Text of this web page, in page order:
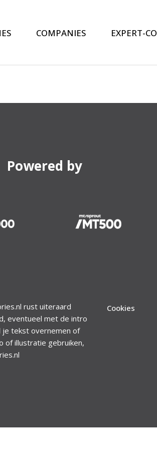
COMPANIES EXPERT-
Powered by
rust uiteraard
eventueel met de intro
je tekst overnemen of
of illustratie gebruiken,
Cookies